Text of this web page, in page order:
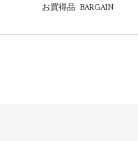
お買得品 BARGAIN